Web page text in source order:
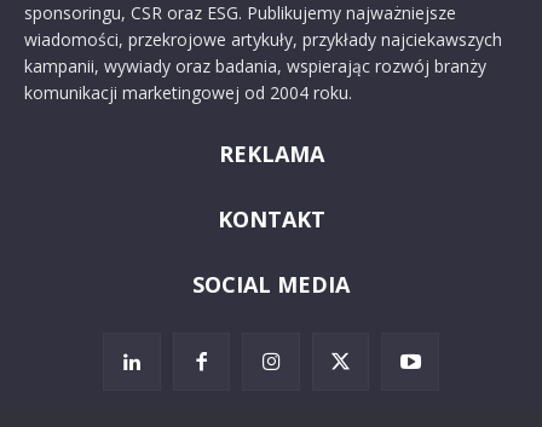
sponsoringu, CSR oraz ESG. Publikujemy najważniejsze
wiadomości, przekrojowe artykuły, przykłady najciekawszych
kampanii, wywiady oraz badania, wspierając rozwój branży
komunikacji marketingowej od 2004 roku.
REKLAMA
KONTAKT
SOCIAL MEDIA